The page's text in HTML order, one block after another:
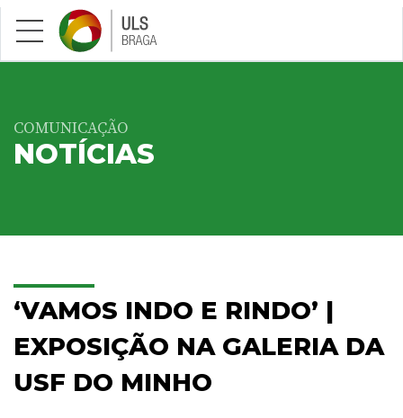
Saltar para conteúdo principal
COMUNICAÇÃO
NOTÍCIAS
‘VAMOS INDO E RINDO’ |
EXPOSIÇÃO NA GALERIA DA
USF DO MINHO